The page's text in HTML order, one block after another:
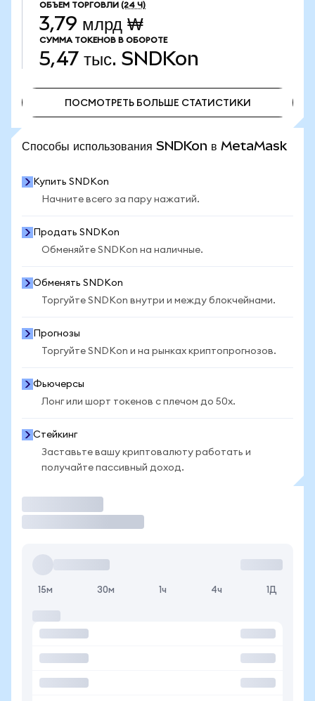
ОБЪЕМ ТОРГОВЛИ (24 Ч)
3,79 млрд ₩
СУММА ТОКЕНОВ В ОБОРОТЕ
5,47 тыс. SNDKon
ПОСМОТРЕТЬ БОЛЬШЕ СТАТИСТИКИ
Способы использования SNDKon в MetaMask
Купить SNDKon
Начните всего за пару нажатий.
Продать SNDKon
Обменяйте SNDKon на наличные.
Обменять SNDKon
Торгуйте SNDKon внутри и между блокчейнами.
Прогнозы
Торгуйте SNDKon и на рынках криптопрогнозов.
Фьючерсы
Лонг или шорт токенов с плечом до 50x.
Стейкинг
Заставьте вашу криптовалюту работать и
получайте пассивный доход.
15м 30м 1ч 4ч 1Д